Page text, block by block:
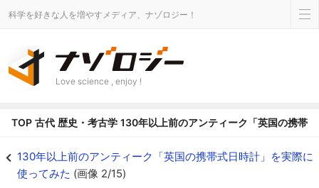
科学を好きな人を増やすメディア、ナゾロジー！
Love science , enjoy !
TOP 古代 歴史・考古学 130年以上前のアンティーク「英国の携帯
130年以上前のアンティーク「英国の携帯式日時計」を実際に
使ってみた (画像 2/15)